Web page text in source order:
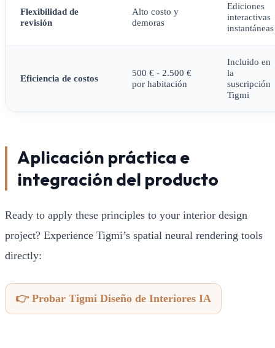
Flexibilidad de
revisión
Alto costo y
demoras
Ediciones
interactivas
instantáneas
Eficiencia de costos
500 € - 2.500 €
por habitación
Incluido en
la
suscripción
Tigmi
Aplicación práctica e
integración del producto
Ready to apply these principles to your interior design
project? Experience Tigmi’s spatial neural rendering tools
directly:
👉 Probar Tigmi Diseño de Interiores IA